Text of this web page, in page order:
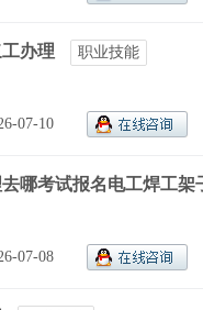
办理
职业技能
07-10
哪考试报名电工焊工架
07-08